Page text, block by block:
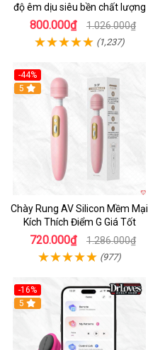
độ êm dịu siêu bền chất lượng
800.000₫ 1.026.000₫
(1,237)
-44%
Hot
5
Chày Rung AV Silicon Mềm Mại
Kích Thích Điểm G Giá Tốt
720.000₫ 1.286.000₫
(977)
-16%
Hot
5